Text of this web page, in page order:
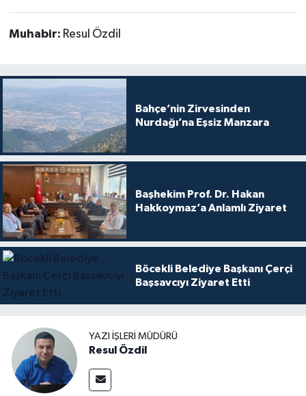
Muhabir: Resul Özdil
Bahçe’nin Zirvesinden
Nurdağı’na Eşsiz Manzara
Başhekim Prof. Dr. Hakan
Hakkoymaz’a Anlamlı Ziyaret
Böcekli Belediye Başkanı Çerçi
Başsavcıyı Ziyaret Etti
YAZI İŞLERI MÜDÜRÜ
Resul Özdil